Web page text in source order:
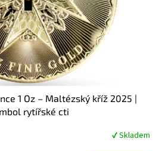
1 Oz – Maltézský kříž 2025 |
rytířské cti
✔ Skladem